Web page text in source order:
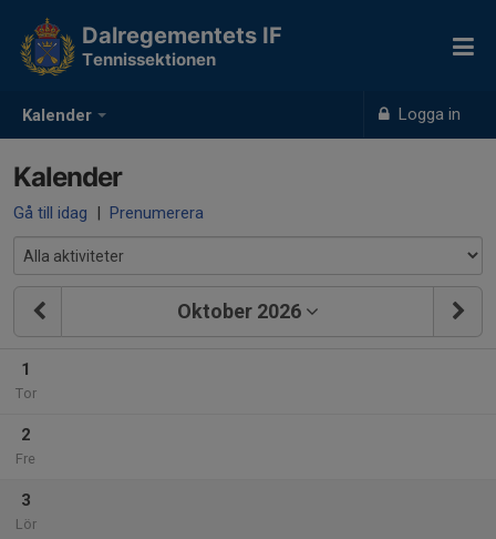
Kalender Logga in
Dalregementets IF
Tennissektionen
Kalender
Gå till idag | Prenumerera
Oktober 2026
1
Tor
2
Fre
3
Lör